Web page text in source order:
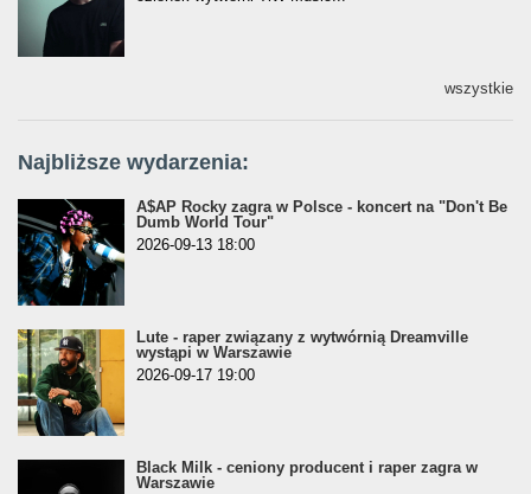
wszystkie
Najbliższe wydarzenia:
A$AP Rocky zagra w Polsce - koncert na "Don't Be
Dumb World Tour"
2026-09-13 18:00
Lute - raper związany z wytwórnią Dreamville
wystąpi w Warszawie
2026-09-17 19:00
Black Milk - ceniony producent i raper zagra w
Warszawie